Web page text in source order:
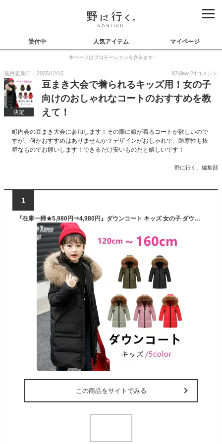
受付中 人気アイテム マイページ
本ページはプロモーションを含みます
最終更新日：2025/12/15 82View 24コメント
決定
豆まき大会で着られるキッズ用！女の子
向けのおしゃれなコートのおすすめを教
えて！
町内会の豆まき大会に参加します！その際に娘が着るコートが欲しいので
すが、何かおすすめはありませんか？デザインがおしゃれで、防寒性も抜
群なものでお願いします！できるだけ安いものだと嬉しいです！
野に行く。編集部
1
『在庫一掃★5,980円⇒4,980円』ダウンコート キッズ 女の子 ダウンコート ラクーンファー付き 子供服 アウター 防寒抜群 こども ジャケット キッズコート 女の子 可愛い 秋冬 防寒着 暖かい お出かけ 通園 通学 雪遊び 普段用 カジュアル お揃い おしゃれ 120~150cm
この商品をサイトでみる